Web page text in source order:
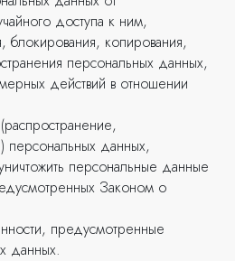
доступа к ним,
блокирования, копирования,
персональных данных,
действий в отношении
персональных данных,
персональные данные
Законом о
предусмотренные
данных.